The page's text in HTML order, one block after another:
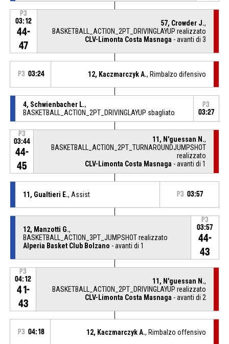
P3
03:12
44-
47
57, Crowder J.,
BASKETBALL_ACTION_2PT_DRIVINGLAYUP realizzato
CLV-Limonta Costa Masnaga - avanti di 3
P3 03:24 12, Kaczmarczyk A., Rimbalzo difensivo
4, Schwienbacher L.,
BASKETBALL_ACTION_2PT_DRIVINGLAYUP sbagliato
P3
03:27
P3
03:44
44-
45
11, N'guessan N.,
BASKETBALL_ACTION_2PT_TURNAROUNDJUMPSHOT
realizzato
CLV-Limonta Costa Masnaga - avanti di 1
11, Gualtieri E., Assist P3 03:57
12, Manzotti G.,
BASKETBALL_ACTION_3PT_JUMPSHOT realizzato
Alperia Basket Club Bolzano - avanti di 1
P3
03:57
44-
43
P3
04:12
41-
43
11, N'guessan N.,
BASKETBALL_ACTION_2PT_DRIVINGLAYUP realizzato
CLV-Limonta Costa Masnaga - avanti di 2
P3 04:18 12, Kaczmarczyk A., Rimbalzo offensivo